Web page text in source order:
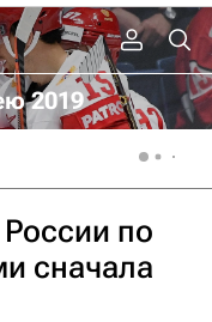
2019
по
сначала